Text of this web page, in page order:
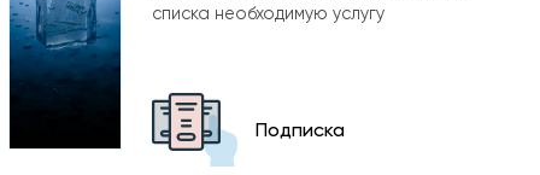
списка необходимую услугу
Подписка